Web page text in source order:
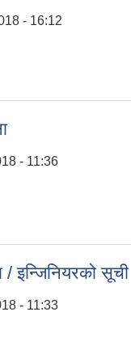
- 16:12
- 11:36
/ इन्जिनियरको सूची
- 11:33